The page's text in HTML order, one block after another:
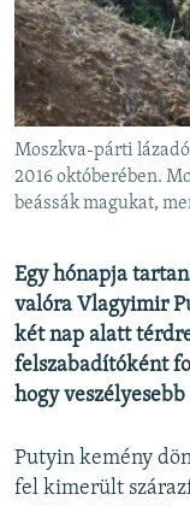
EURÓPAI UNIÓ
VILÁG
KLÍMAVÁLTOZÁS
A MÚLT
KÖVESSEN MINKET!
Valamennyi
Moszkva-párti
2016 októberében.
beássák magukat,
Egy hónapja
valóra Vlagyimir
két nap alatt
felszabadítóként
hogy
Putyin kemény
fel kimerült